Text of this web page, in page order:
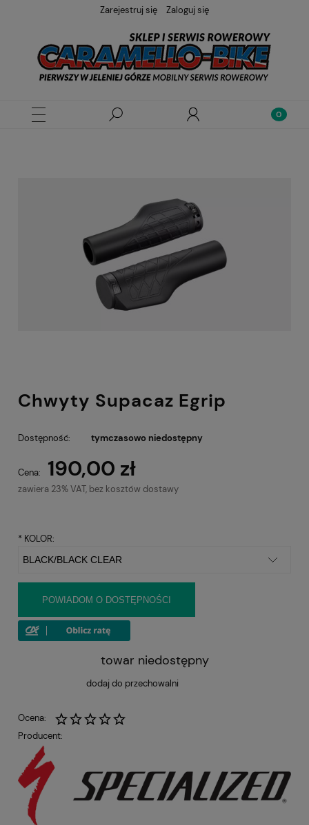
Zarejestruj się Zaloguj się
Chwyty Supacaz Egrip
Dostępność: tymczasowo niedostępny
Cena: 190,00 zł
zawiera 23% VAT, bez kosztów dostawy
* KOLOR:
POWIADOM O DOSTĘPNOŚCI
towar niedostępny
dodaj do przechowalni
Ocena:
Producent: